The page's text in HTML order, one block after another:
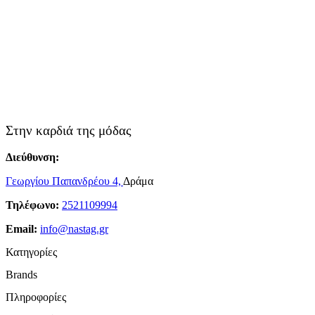
Στην καρδιά της μόδας
Διεύθυνση:
Γεωργίου Παπανδρέου 4, Δράμα
Τηλέφωνο: 2521109994
Email: info@nastag.gr
Κατηγορίες
Φορέματα
Brands
Πληροφορίες